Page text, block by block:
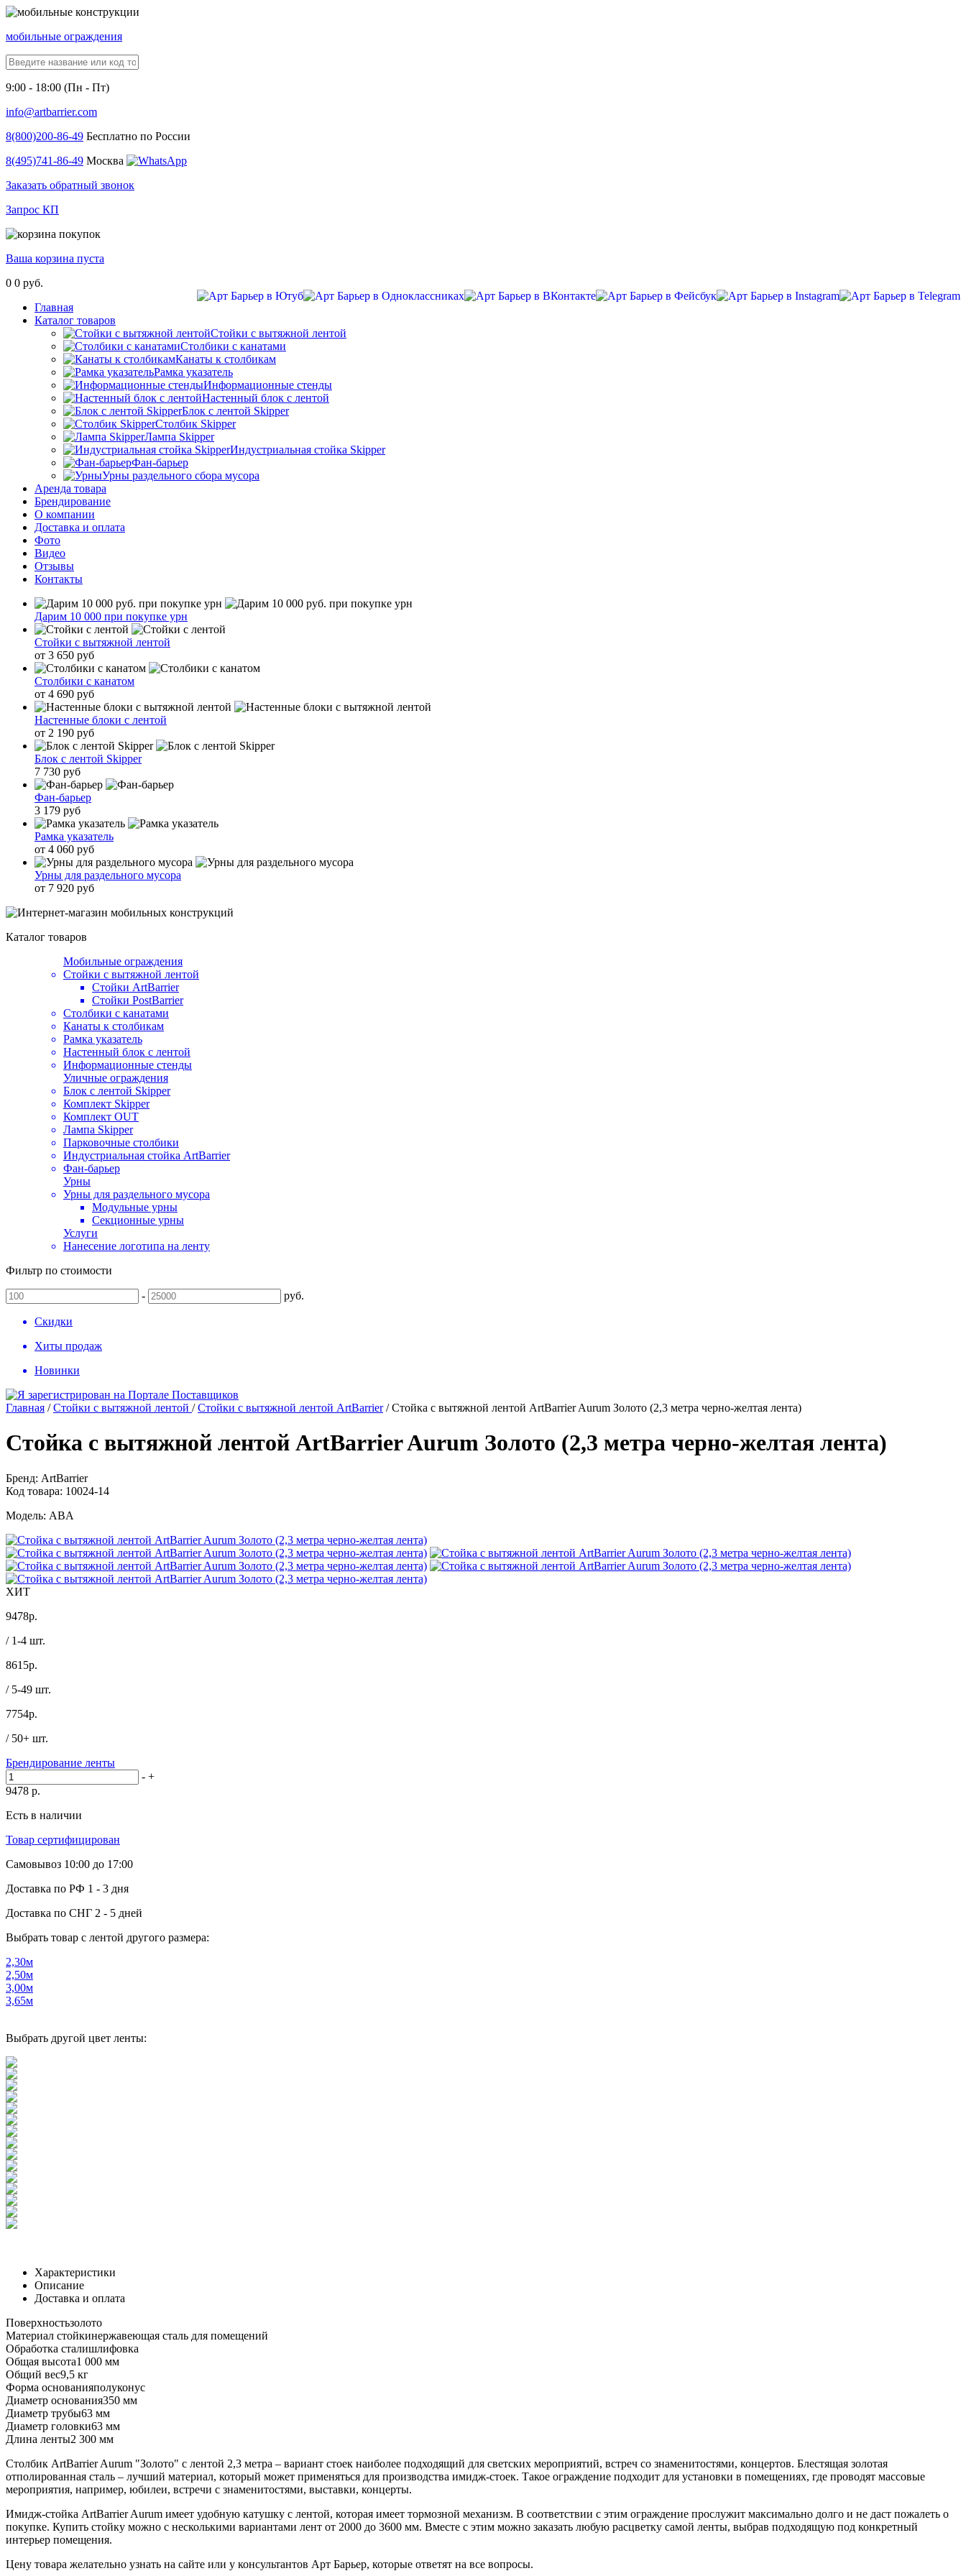
мобильные ограждения
9:00 - 18:00 (Пн - Пт)
info@artbarrier.com
8(800)200-86-49 Бесплатно по России
8(495)741-86-49 Москва
Заказать обратный звонок
Запрос КП
Ваша корзина пуста
0 0 руб.
Главная
Каталог товаров
Стойки с вытяжной лентой
Столбики с канатами
Канаты к столбикам
Рамка указатель
Информационные стенды
Настенный блок с лентой
Блок с лентой Skipper
Столбик Skipper
Лампа Skipper
Индустриальная стойка Skipper
Фан-барьер
Урны раздельного сбора мусора
Аренда товара
Брендирование
О компании
Доставка и оплата
Фото
Видео
Отзывы
Контакты
Дарим 10 000 при покупке урн
Стойки с вытяжной лентой
от 3 650 руб
Столбики с канатом
от 4 690 руб
Настенные блоки с лентой
от 2 190 руб
Блок с лентой Skipper
7 730 руб
Фан-барьер
3 179 руб
Рамка указатель
от 4 060 руб
Урны для раздельного мусора
от 7 920 руб
Каталог товаров
Мобильные ограждения
Стойки с вытяжной лентой
Стойки ArtBarrier
Стойки PostBarrier
Столбики с канатами
Канаты к столбикам
Рамка указатель
Настенный блок с лентой
Информационные стенды
Уличные ограждения
Блок с лентой Skipper
Комплект Skipper
Комплект OUT
Лампа Skipper
Парковочные столбики
Индустриальная стойка ArtBarrier
Фан-барьер
Урны
Урны для раздельного мусора
Модульные урны
Секционные урны
Услуги
Нанесение логотипа на ленту
Фильтр по стоимости
- руб.
Скидки
Хиты продаж
Новинки
Главная /Стойки с вытяжной лентой /Стойки с вытяжной лентой ArtBarrier/Стойка с вытяжной лентой ArtBarrier Aurum Золото (2,3 метра черно-желтая лента)
Стойка с вытяжной лентой ArtBarrier Aurum Золото (2,3 метра черно-желтая лента)
Бренд: ArtBarrier
Код товара: 10024-14
Модель: ABA
ХИТ
9478р.
/ 1-4 шт.
8615р.
/ 5-49 шт.
7754р.
/ 50+ шт.
Брендирование ленты
- +
9478 р.
Есть в наличии
Товар сертифицирован
Самовывоз 10:00 до 17:00
Доставка по РФ 1 - 3 дня
Доставка по СНГ 2 - 5 дней
Выбрать товар с лентой другого размера:
2,30м
2,50м
3,00м
3,65м
Выбрать другой цвет ленты:
Характеристики
Описание
Доставка и оплата
Поверхностьзолото
Материал стойкинержавеющая сталь для помещений
Обработка сталишлифовка
Общая высота1 000 мм
Общий вес9,5 кг
Форма основанияполуконус
Диаметр основания350 мм
Диаметр трубы63 мм
Диаметр головки63 мм
Длина ленты2 300 мм
Столбик ArtBarrier Aurum "Золото" с лентой 2,3 метра – вариант стоек наиболее подходящий для светских мероприятий, встреч со знаменитостями, концертов. Блестящая золотая
отполированная сталь – лучший материал, который может применяться для производства имидж-стоек. Такое ограждение подходит для установки в помещениях, где проводят массовые
мероприятия, например, юбилеи, встречи с знаменитостями, выставки, концерты.
Имидж-стойка ArtBarrier Aurum имеет удобную катушку с лентой, которая имеет тормозной механизм. В соответствии с этим ограждение прослужит максимально долго и не даст пожалеть о
покупке. Купить стойку можно с несколькими вариантами лент от 2000 до 3600 мм. Вместе с этим можно заказать любую расцветку самой ленты, выбрав подходящую под конкретный
интерьер помещения.
Цену товара желательно узнать на сайте или у консультантов Арт Барьер, которые ответят на все вопросы.